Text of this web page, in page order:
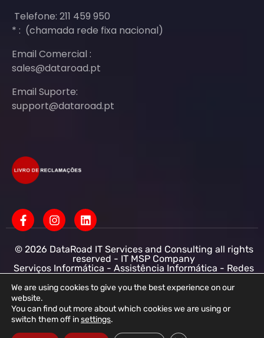
Telefone: 211 459 950
* : (chamada rede fixa nacional)
Email Comercial :
sales@dataroad.pt
Email Suporte:
support@dataroad.pt
© 2026 DataRoad IT Services and Consulting all rights
reserved - IT MSP Company
Serviços Informática - Assistência Informática - Redes
Informática Empresas - Suporte Informático
Empresarial
DataRoad IT Services and Consulting LDA NIF:
513368078 - CAE: 62201-R4 - Capital Social :
50.001,00 € - Conservatória do registo comercial
R.N.P.C
We are using cookies to give you the best experience on our
website.
You can find out more about which cookies we are using or
switch them off insettings.